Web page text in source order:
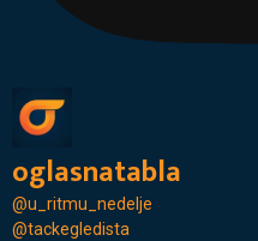
oglasnatabla
@u_ritmu_nedelje
@tackegledista